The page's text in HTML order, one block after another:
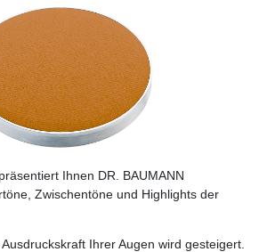
Ihnen DR. BAUMANN
Zwischentöne und Highlights der
Ihrer Augen wird gesteigert.